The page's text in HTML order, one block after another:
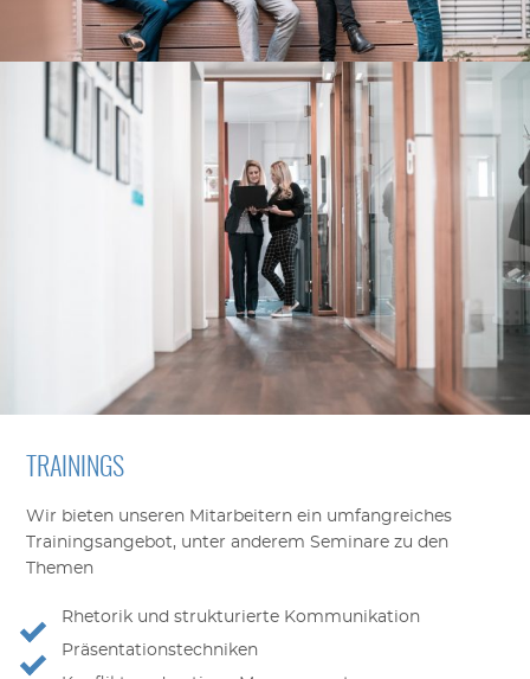
TRAININGS
Wir bieten unseren Mitarbeitern ein umfangreiches
Trainingsangebot, unter anderem Seminare zu den
Themen
Rhetorik und strukturierte Kommunikation
Präsentationstechniken